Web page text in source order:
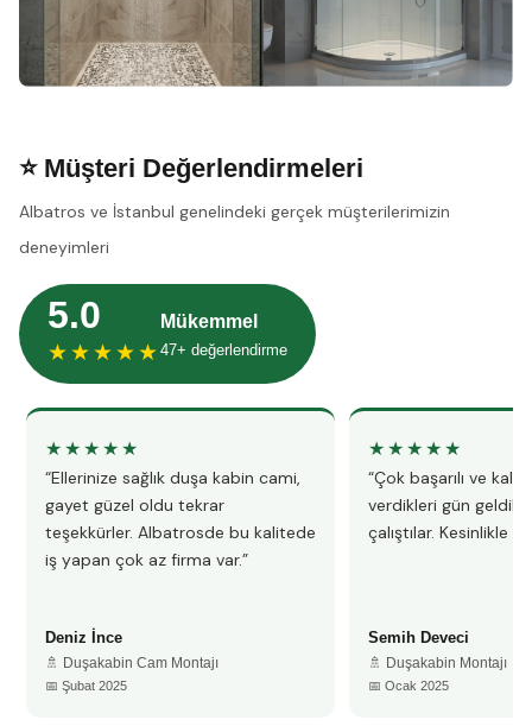
⭐ Müşteri Değerlendirmeleri
Albatros ve İstanbul genelindeki gerçek müşterilerimizin
deneyimleri
5.0
★★★★★
Mükemmel
47+ değerlendirme
★★★★★
“Ellerinize sağlık duşa kabin cami,
gayet güzel oldu tekrar
teşekkürler. Albatrosde bu kalitede
iş yapan çok az firma var.”
Deniz İnce
🚿 Duşakabin Cam Montajı
📅 Şubat 2025
★★★★★
“Çok başarılı ve
verdikleri gün
çalıştılar. Kesinlikle
Semih Deveci
🚿 Duşakabin Montajı
📅 Ocak 2025